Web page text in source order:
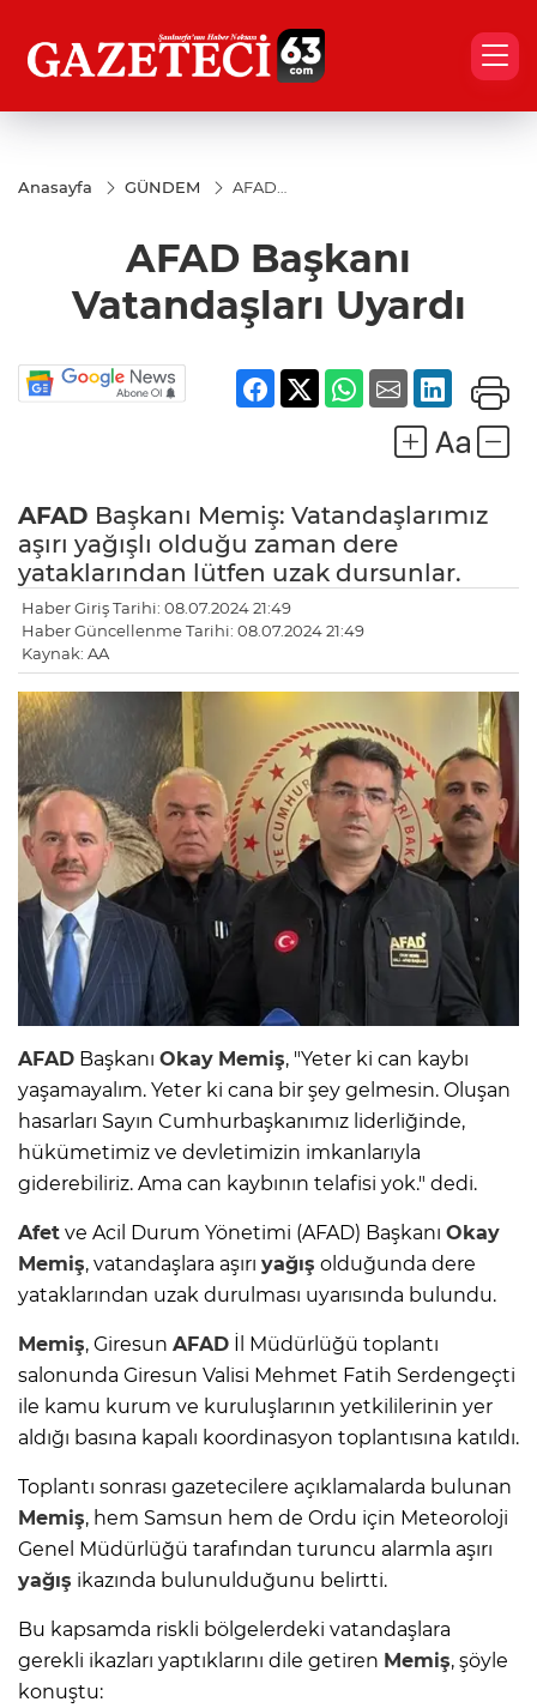
Anasayfa GÜNDEM
AFAD
Uyardı
AFAD Başkanı
Vatandaşları Uyardı
AFAD Başkanı Memiş: Vatandaşlarımız
aşırı yağışlı olduğu zaman dere
yataklarından lütfen uzak dursunlar.
Haber Giriş Tarihi: 08.07.2024 21:49
Haber Güncellenme Tarihi: 08.07.2024 21:49
Kaynak: AA
AFAD Başkanı Okay Memiş, "Yeter ki can kaybı
yaşamayalım. Yeter ki cana bir şey gelmesin. Oluşan
hasarları Sayın Cumhurbaşkanımız liderliğinde,
hükümetimiz ve devletimizin imkanlarıyla
giderebiliriz. Ama can kaybının telafisi yok." dedi.
Afet ve Acil Durum Yönetimi (AFAD) Başkanı Okay
Memiş, vatandaşlara aşırı yağış olduğunda dere
yataklarından uzak durulması uyarısında bulundu.
Memiş, Giresun AFAD İl Müdürlüğü toplantı
salonunda Giresun Valisi Mehmet Fatih Serdengeçti
ile kamu kurum ve kuruluşlarının yetkililerinin yer
aldığı basına kapalı koordinasyon toplantısına katıldı.
Toplantı sonrası gazetecilere açıklamalarda bulunan
Memiş, hem Samsun hem de Ordu için Meteoroloji
Genel Müdürlüğü tarafından turuncu alarmla aşırı
yağış ikazında bulunulduğunu belirtti.
Bu kapsamda riskli bölgelerdeki vatandaşlara
gerekli ikazları yaptıklarını dile getiren Memiş, şöyle
konuştu: